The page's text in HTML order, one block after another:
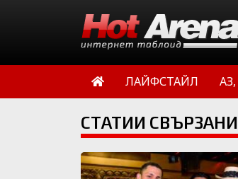
ЛАЙФСТАЙЛ
СТАТИИ